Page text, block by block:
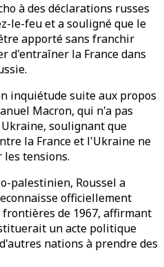
à des déclarations russes
le-feu et a souligné que le
apporté sans franchir
d'entraîner la France dans
inquiétude suite aux propos
Macron, qui n'a pas
soulignant que
la France et l'Ukraine ne
tensions.
palestinien, Roussel a
officiellement
de 1967, affirmant
un acte politique
nations à prendre des